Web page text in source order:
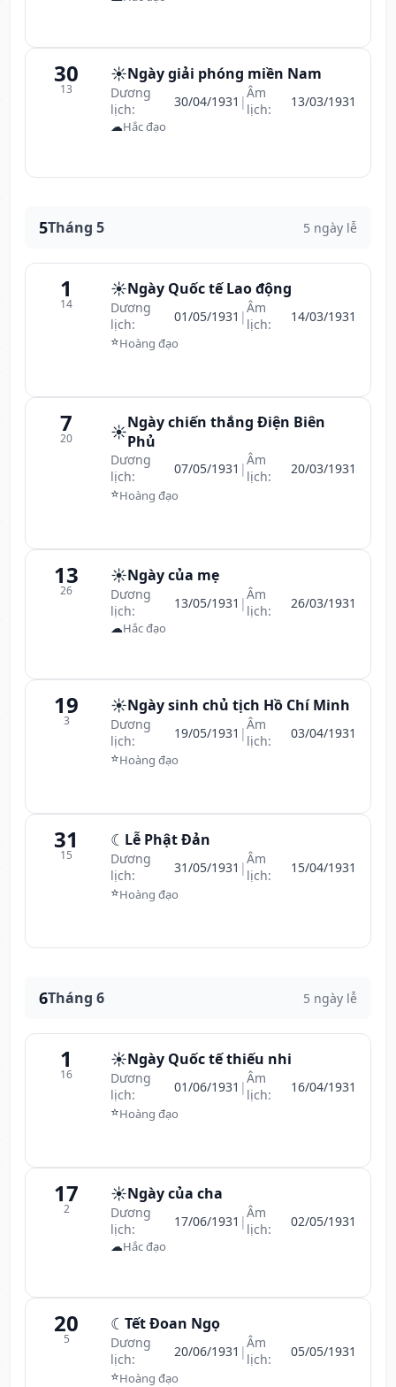
30
13
☀️Ngày giải phóng miền Nam
Dương
lịch:
30/04/1931 |Âm
lịch:
13/03/1931
☁Hắc đạo
5Tháng 5 5 ngày lễ
1
14
☀️Ngày Quốc tế Lao động
Dương
lịch:
01/05/1931 |Âm
lịch:
14/03/1931
⭐Hoàng đạo
7
20 ☀️Ngày chiến thắng Điện Biên
Phủ
Dương
lịch:
07/05/1931 |Âm
lịch:
20/03/1931
⭐Hoàng đạo
13
26
☀️Ngày của mẹ
Dương
lịch:
13/05/1931 |Âm
lịch:
26/03/1931
☁Hắc đạo
19
3
☀️Ngày sinh chủ tịch Hồ Chí Minh
Dương
lịch:
19/05/1931 |Âm
lịch:
03/04/1931
⭐Hoàng đạo
31
15
☾ Lễ Phật Đản
Dương
lịch:
31/05/1931 |Âm
lịch:
15/04/1931
⭐Hoàng đạo
6Tháng 6 5 ngày lễ
1
16
☀️Ngày Quốc tế thiếu nhi
Dương
lịch:
01/06/1931 |Âm
lịch:
16/04/1931
⭐Hoàng đạo
17
2
☀️Ngày của cha
Dương
lịch:
17/06/1931 |Âm
lịch:
02/05/1931
☁Hắc đạo
20
5
☾ Tết Đoan Ngọ
Dương
lịch:
20/06/1931 |Âm
lịch:
05/05/1931
⭐Hoàng đạo